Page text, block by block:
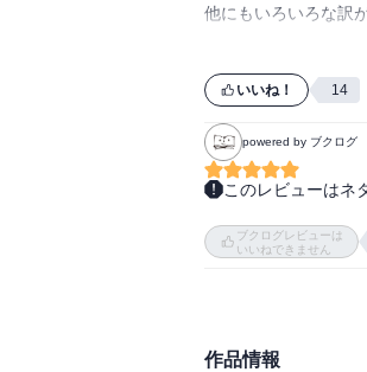
他にもいろいろな訳
これは、明治から大
日本にはない概念を
解説にあるとおり、
欧米人の宣教師たち
しかし、日本人の翻
その一つが「漢字＋
「審判」に「さばき
いいね！ 14
powered by ブクログ
このレビューはネ
The Gospel of Luke
『何故われを尋ねた
ブクログレビューは
いいねできません
作品情報